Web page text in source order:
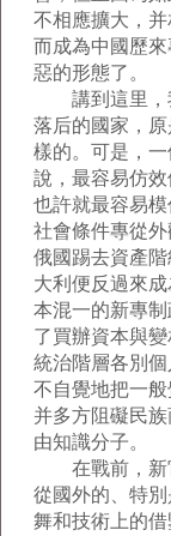
不相應擴大，
而成為中國歷
惡的形態了。
講到這里，
落后的國家，
樣的。可是，
說，最容易仿
也許就最容易
社會條件專從外
俄國踢去資產
大利便反過來
本混一的新專
了買辦資本與
統治階層各別
不自覺地把一
并多方阻礙民
由知識分子。
在戰前，新
從國外的、特
舞和技術上的